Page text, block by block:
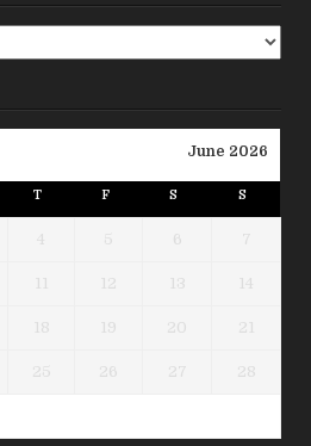
June 2026
T F S S
4 5 6 7
11 12 13 14
18 19 20 21
25 26 27 28